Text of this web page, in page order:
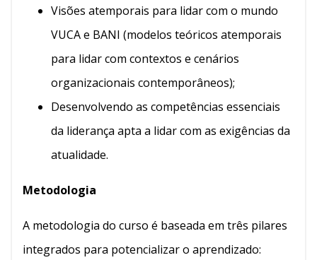
Visões atemporais para lidar com o mundo
VUCA e BANI (modelos teóricos atemporais
para lidar com contextos e cenários
organizacionais contemporâneos);
Desenvolvendo as competências essenciais
da liderança apta a lidar com as exigências da
atualidade.
Metodologia
A metodologia do curso é baseada em três pilares
integrados para potencializar o aprendizado: